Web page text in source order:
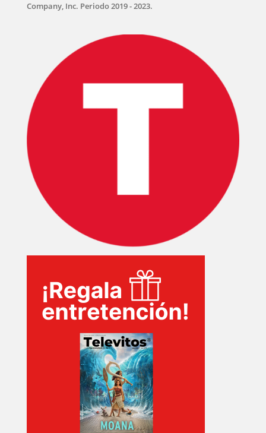
Company, Inc. Periodo 2019 - 2023.